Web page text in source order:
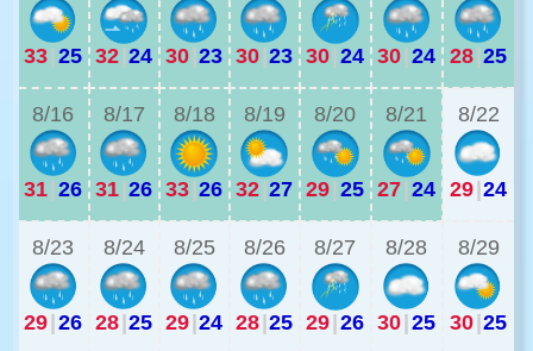
33|25 32|24 30|23 30|23 30|24 30|24 28|25
8/16
31|26
8/17
31|26
8/18
33|26
8/19
32|27
8/20
29|25
8/21
27|24
8/22
29|24
8/23
29|26
8/24
28|25
8/25
29|24
8/26
28|25
8/27
29|26
8/28
30|25
8/29
30|25